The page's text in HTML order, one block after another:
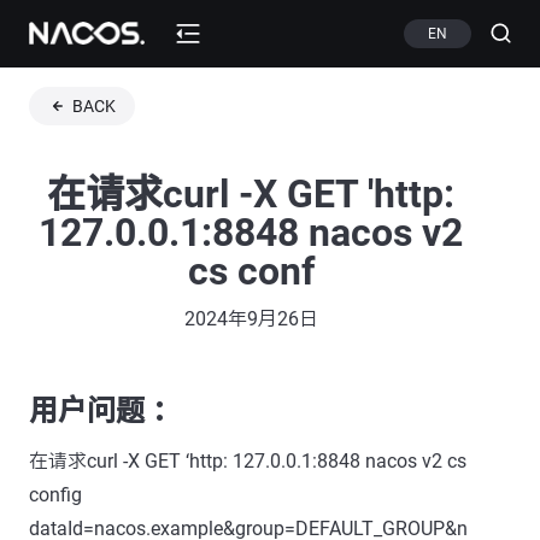
EN
BACK
在请求curl -X GET 'http:
127.0.0.1:8848 nacos v2
cs conf
2024年9月26日
用户问题 ：
在请求curl -X GET ‘http: 127.0.0.1:8848 nacos v2 cs
config
dataId=nacos.example&group=DEFAULT_GROUP&n